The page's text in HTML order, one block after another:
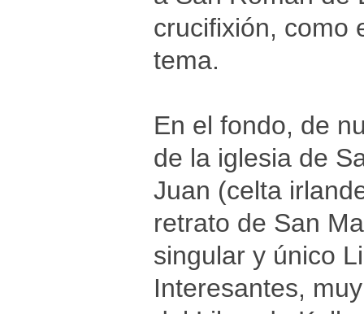
crucifixión, como
tema.
En el fondo, de
de la iglesia de
Juan (celta
retrato de San
singular y único
Interesantes,